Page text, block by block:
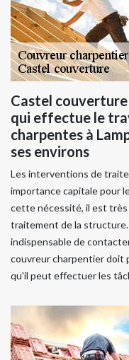
Castel
qui effectue le
charpentes à
ses environs
Les interventions de
importance capitale pour
cette nécessité, il est
traitement de la structure.
indispensable de
couvreur charpentier doit
qu'il peut effectuer les